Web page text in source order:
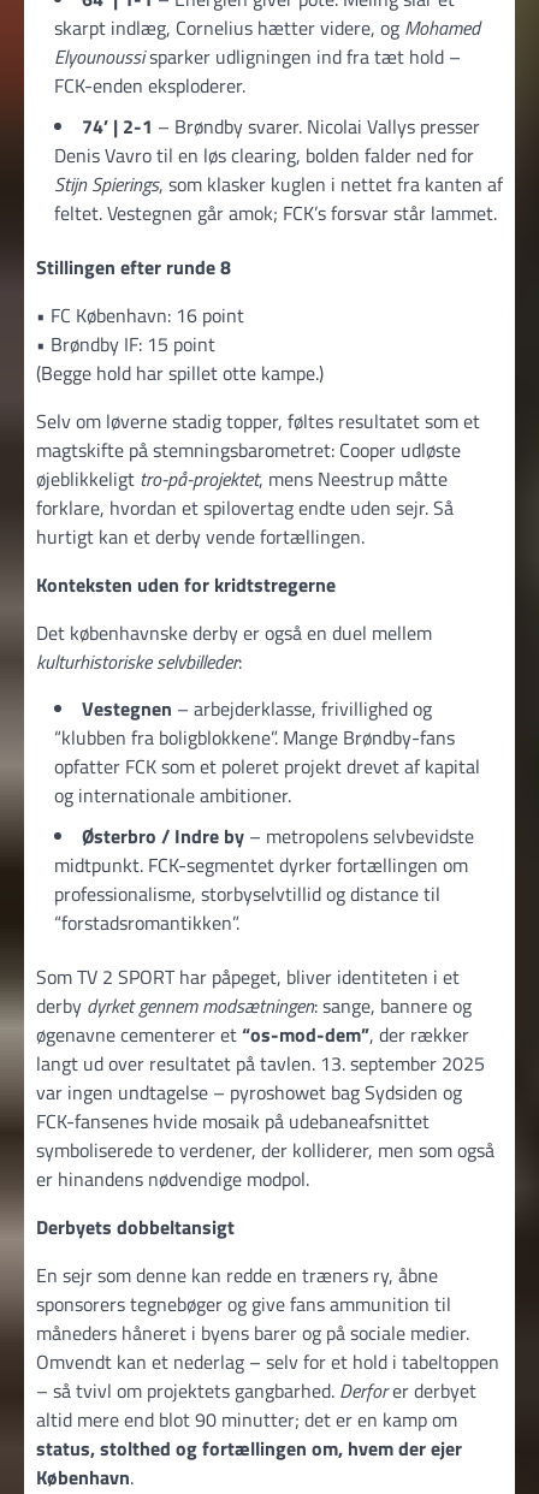
skarpt indlæg, Cornelius hætter videre, og Mohamed
Elyounoussisparker udligningen ind fra tæt hold –
FCK-enden eksploderer.
74’ | 2-1 – Brøndby svarer. Nicolai Vallys presser
Denis Vavro til en løs clearing, bolden falder ned for
Stijn Spierings, som klasker kuglen i nettet fra kanten af
feltet. Vestegnen går amok; FCK’s forsvar står lammet.
Stillingen efter runde 8
• FC København: 16 point
• Brøndby IF: 15 point
(Begge hold har spillet otte kampe.)
Selv om løverne stadig topper, føltes resultatet som et
magtskifte på stemningsbarometret: Cooper udløste
øjeblikkeligt tro-på-projektet, mens Neestrup måtte
forklare, hvordan et spilovertag endte uden sejr. Så
hurtigt kan et derby vende fortællingen.
Konteksten uden for kridtstregerne
Det københavnske derby er også en duel mellem
kulturhistoriske selvbilleder:
Vestegnen – arbejderklasse, frivillighed og
“klubben fra boligblokkene”. Mange Brøndby-fans
opfatter FCK som et poleret projekt drevet af kapital
og internationale ambitioner.
Østerbro / Indre by – metropolens selvbevidste
midtpunkt. FCK-segmentet dyrker fortællingen om
professionalisme, storbyselvtillid og distance til
“forstadsromantikken”.
Som TV 2 SPORT har påpeget, bliver identiteten i et
derby dyrket gennem modsætningen: sange, bannere og
øgenavne cementerer et“os-mod-dem”, der rækker
langt ud over resultatet på tavlen. 13. september 2025
var ingen undtagelse – pyroshowet bag Sydsiden og
FCK-fansenes hvide mosaik på udebaneafsnittet
symboliserede to verdener, der kolliderer, men som også
er hinandens nødvendige modpol.
Derbyets dobbeltansigt
En sejr som denne kan redde en træners ry, åbne
sponsorers tegnebøger og give fans ammunition til
måneders håneret i byens barer og på sociale medier.
Omvendt kan et nederlag – selv for et hold i tabeltoppen
– så tvivl om projektets gangbarhed. Derforer derbyet
altid mere end blot 90 minutter; det er en kamp om
status, stolthed og fortællingen om, hvem der ejer
København.